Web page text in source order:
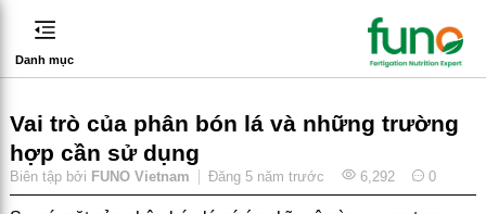
Danh mục
Vai trò của phân bón lá và những trường
hợp cần sử dụng
Biên tập bởi FUNO Vietnam Đăng 5 năm trước 6,292 0